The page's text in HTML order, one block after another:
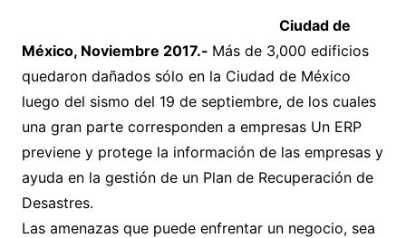
Ciudad de
México, Noviembre 2017.- Más de 3,000 edificios
quedaron dañados sólo en la Ciudad de México
luego del sismo del 19 de septiembre, de los cuales
una gran parte corresponden a empresas Un ERP
previene y protege la información de las empresas y
ayuda en la gestión de un Plan de Recuperación de
Desastres.
Las amenazas que puede enfrentar un negocio, sea